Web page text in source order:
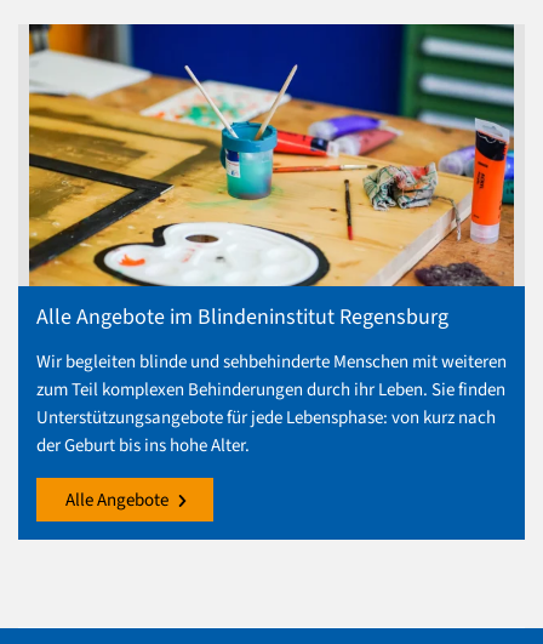
Alle Angebote im Blindeninstitut Regensburg
Wir begleiten blinde und sehbehinderte Menschen mit weiteren
zum Teil komplexen Behinderungen durch ihr Leben. Sie finden
Unterstützungsangebote für jede Lebensphase: von kurz nach
der Geburt bis ins hohe Alter.
Alle Angebote